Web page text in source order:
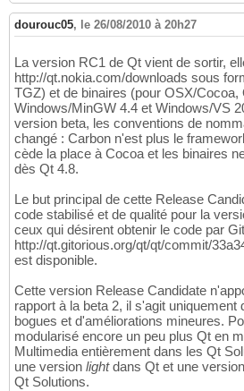
dourouc05, le 26/08/2010 à 20h27
La version RC1 de Qt vient de sortir,
http://qt.nokia.com/downloads sous
TGZ) et de binaires (pour OSX/Cocoa,
Windows/MinGW 4.4 et Windows/VS
version beta, les conventions de
changé : Carbon n'est plus le
cède la place à Cocoa et les binaires
dès Qt 4.8.
Le but principal de cette Release
code stabilisé et de qualité pour la
ceux qui désirent obtenir le code par
http://qt.gitorious.org/qt/qt/commit/
est disponible.
Cette version Release Candidate
rapport à la beta 2, il s'agit uniquement
bogues et d'améliorations mineures.
modularisé encore un peu plus Qt en
Multimedia entièrement dans les Qt
une version lightdans Qt et une
Qt Solutions.